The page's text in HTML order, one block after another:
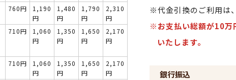
760円
1,190
円
1,480
円
1,790
円
2,310
円
710円
1,060
円
1,350
円
1,650
円
2,170
円
710円
1,060
円
1,350
円
1,650
円
2,170
円
※代金引換のご利用は
※お支払い総額が10万
いたします。
銀行振込